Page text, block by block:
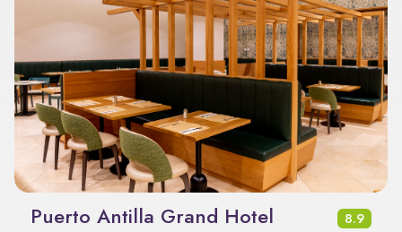
Puerto Antilla Grand Hotel 8.9